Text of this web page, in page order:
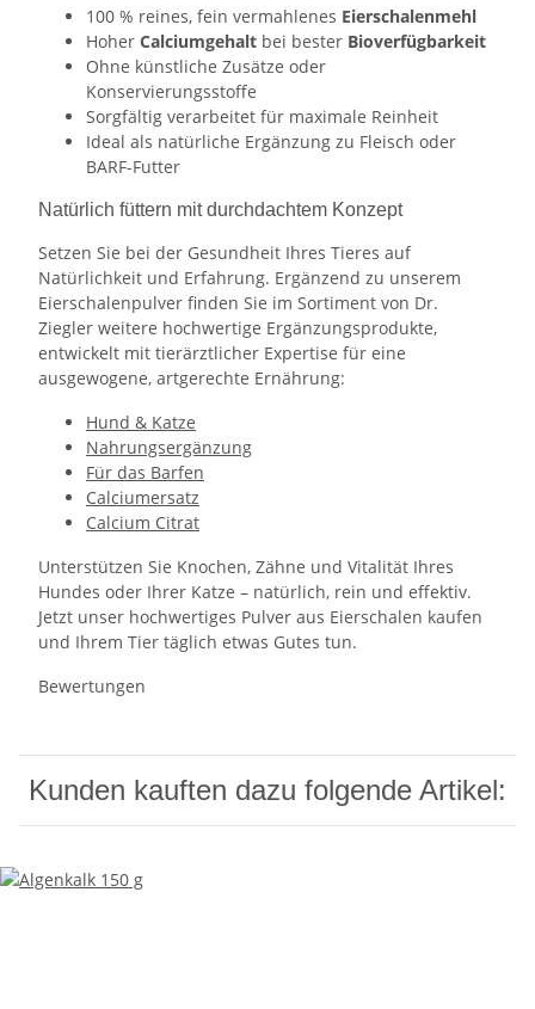
100 % reines, fein vermahlenes Eierschalenmehl
Hoher Calciumgehalt bei bester Bioverfügbarkeit
Ohne künstliche Zusätze oder
Konservierungsstoffe
Sorgfältig verarbeitet für maximale Reinheit
Ideal als natürliche Ergänzung zu Fleisch oder
BARF-Futter
Natürlich füttern mit durchdachtem Konzept
Setzen Sie bei der Gesundheit Ihres Tieres auf
Natürlichkeit und Erfahrung. Ergänzend zu unserem
Eierschalenpulver finden Sie im Sortiment von Dr.
Ziegler weitere hochwertige Ergänzungsprodukte,
entwickelt mit tierärztlicher Expertise für eine
ausgewogene, artgerechte Ernährung:
Hund & Katze
Nahrungsergänzung
Für das Barfen
Calciumersatz
Calcium Citrat
Unterstützen Sie Knochen, Zähne und Vitalität Ihres
Hundes oder Ihrer Katze – natürlich, rein und effektiv.
Jetzt unser hochwertiges Pulver aus Eierschalen kaufen
und Ihrem Tier täglich etwas Gutes tun.
Bewertungen
Kunden kauften dazu folgende Artikel: